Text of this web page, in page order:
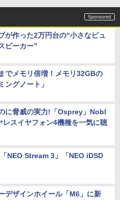
が作った2万円台の“小さなピュ
ピーカー”
でメモリ倍増！メモリ32GBの
ングノート」
に脅威の実力!「Osprey」Nobl
スイヤフォン4機種を一気に聴
NEO Stream 3」「NEO iDSD
デザインホイール「M6」に新